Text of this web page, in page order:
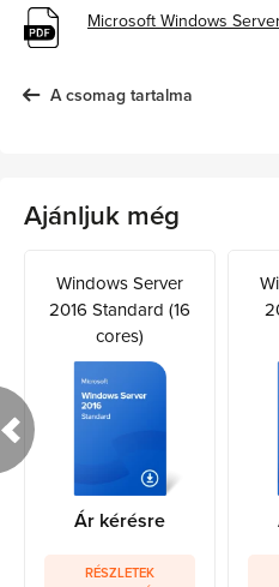
Microsoft Windows
A csomag tartalma
Ajánljuk még
Windows Server
2016 Standard (16
cores)
Ár kérésre
RÉSZLETEK